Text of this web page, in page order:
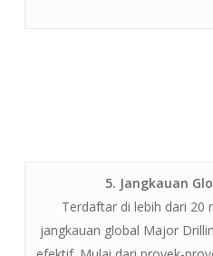
5. Jangkauan
Terdaftar di lebih dari 20
jangkauan global Major